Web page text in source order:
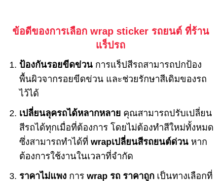
ข้อดีของการเลือก wrap sticker รถยนต์ ที่ร้าน
แร็ปรถ
ป้องกันรอยขีดข่วนการแร็ปสีรถสามารถปกป้อง
พื้นผิวจากรอยขีดข่วน และช่วยรักษาสีเดิมของรถ
ไว้ได้
เปลี่ยนลุครถได้หลากหลาย คุณสามารถปรับเปลี่ยน
สีรถได้ทุกเมื่อที่ต้องการ โดยไม่ต้องทำสีใหม่ทั้งหมด
ซึ่งสามารถทำได้ที่ wrapเปลี่ยนสีรถยนต์ด่วนหาก
ต้องการใช้งานในเวลาที่จำกัด
ราคาไม่แพงการ wrap รถ ราคาถูกเป็นทางเลือกที่